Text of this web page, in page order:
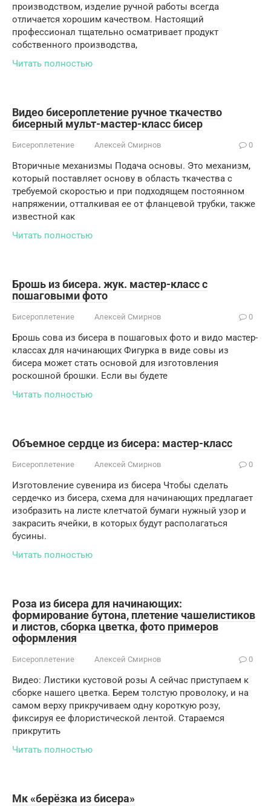
производством, изделие ручной работы всегда
отличается хорошим качеством. Настоящий
профессионал тщательно осматривает продукт
собственного производства,
Читать полностью
Видео бисероплетение ручное ткачество
бисерный мульт-мастер-класс бисер
Бисероплетение Алексей Смирнов 0
Вторичные механизмы Подача основы. Это механизм,
который поставляет основу в область ткачества с
требуемой скоростью и при подходящем постоянном
напряжении, отталкивая ее от фланцевой трубки, также
известной как
Читать полностью
Брошь из бисера. жук. мастер-класс с
пошаговыми фото
Бисероплетение Алексей Смирнов 0
Брошь сова из бисера в пошаговых фото и видо мастер-
классах для начинающих Фигурка в виде совы из
бисера может стать основой для изготовления
роскошной брошки. Если вы будете
Читать полностью
Объемное сердце из бисера: мастер-класс
Бисероплетение Алексей Смирнов 0
Изготовление сувенира из бисера Чтобы сделать
сердечко из бисера, схема для начинающих предлагает
изобразить на листе клетчатой бумаги нужный узор и
закрасить ячейки, в которых будут располагаться
бусины.
Читать полностью
Роза из бисера для начинающих:
формирование бутона, плетение чашелистиков
и листов, сборка цветка, фото примеров
оформления
Бисероплетение Алексей Смирнов 0
Видео: Листики кустовой розы А сейчас приступаем к
сборке нашего цветка. Берем толстую проволоку, и на
самом верху прикручиваем одну короткую розу,
фиксируя ее флористической лентой. Стараемся
прикрутить
Читать полностью
Мк «берёзка из бисера»